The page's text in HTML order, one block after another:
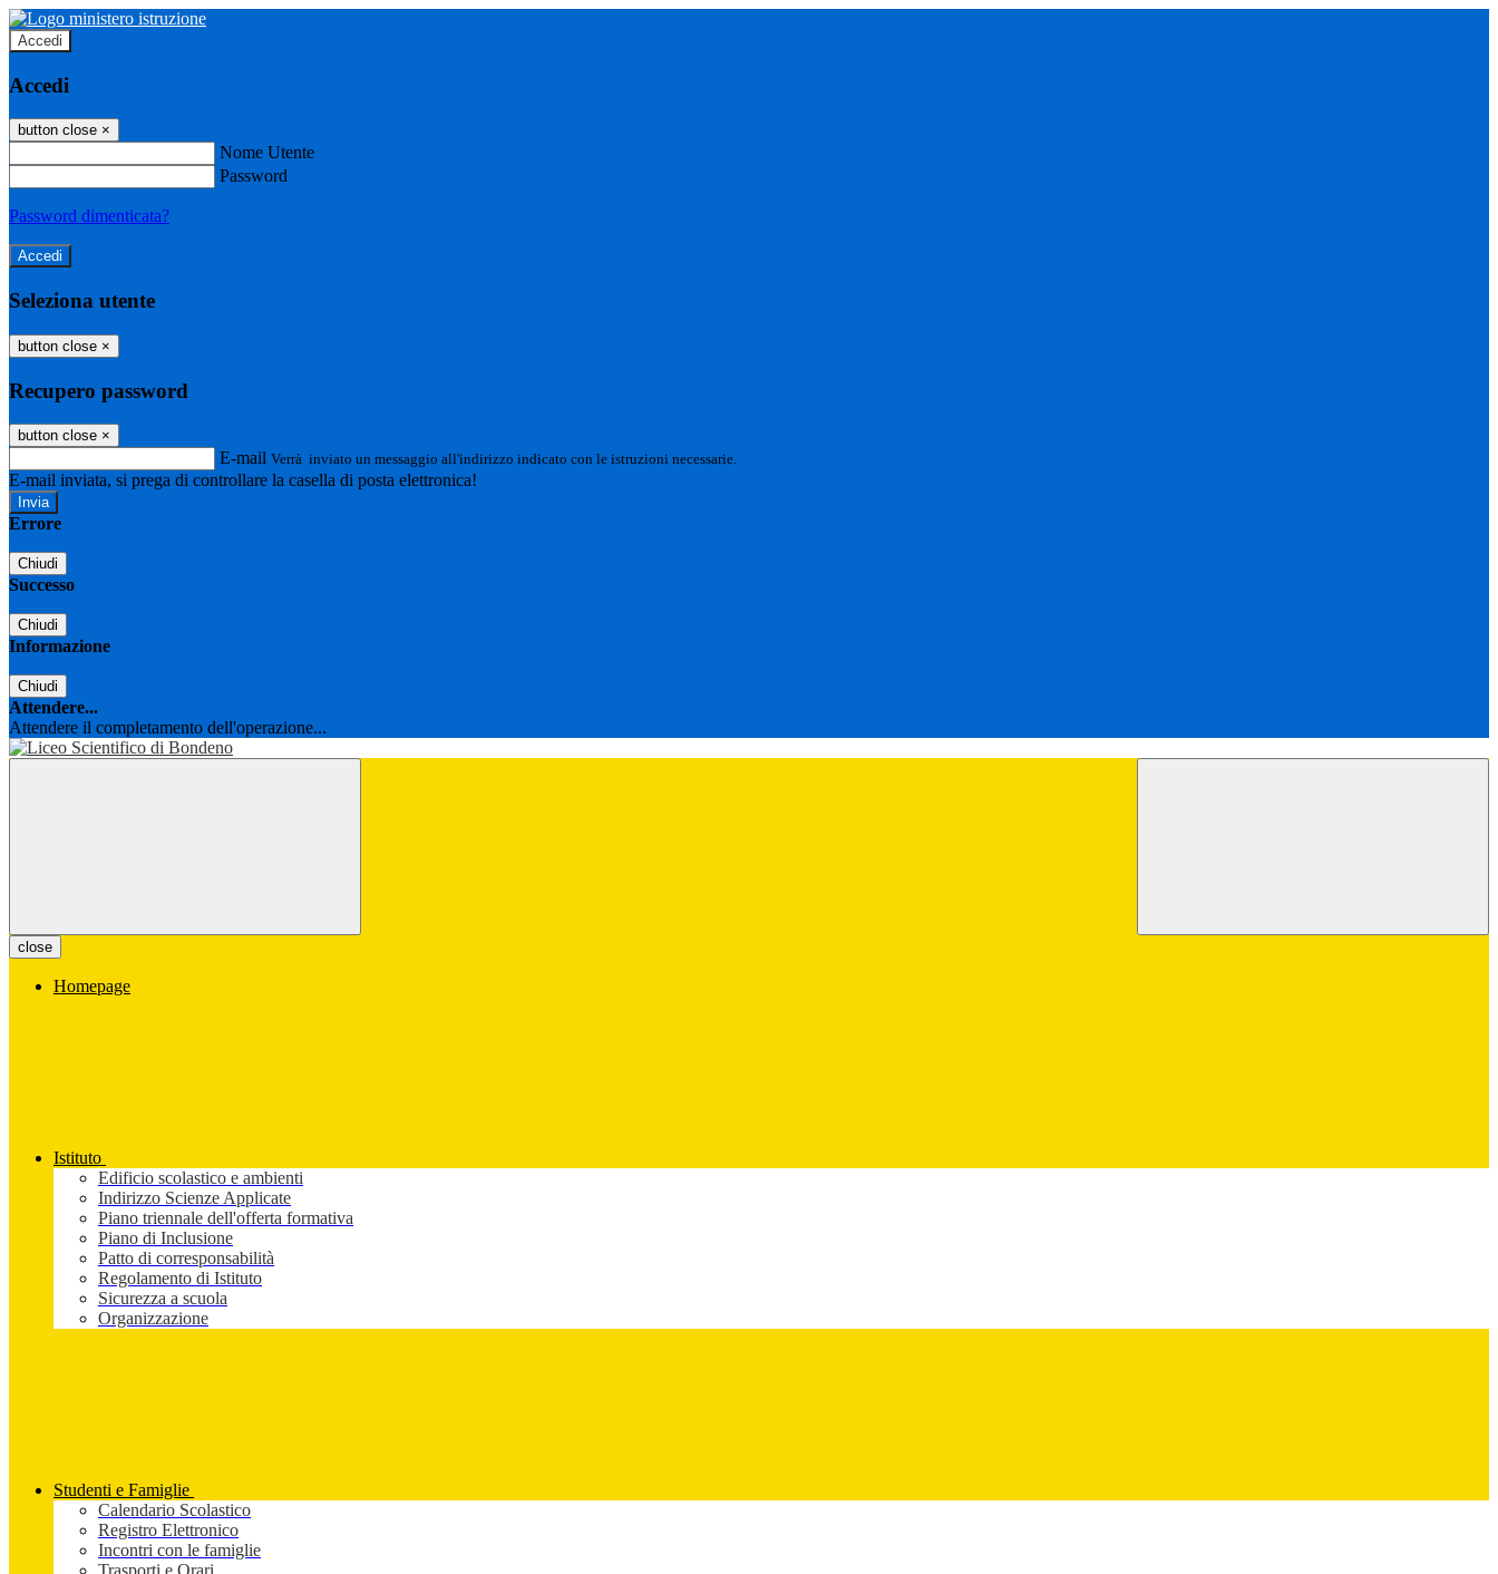
Accedi
Accedi
button close ×
Nome Utente
Password
Password dimenticata?
Seleziona utente
button close ×
Recupero password
button close ×
E-mail Verrà inviato un messaggio all'indirizzo indicato con le istruzioni necessarie.
E-mail inviata, si prega di controllare la casella di posta elettronica!
Errore
Chiudi
Successo
Chiudi
Informazione
Chiudi
Attendere...
Attendere il completamento dell'operazione...
close
Homepage
Istituto
Edificio scolastico e ambienti
Indirizzo Scienze Applicate
Piano triennale dell'offerta formativa
Piano di Inclusione
Patto di corresponsabilità
Regolamento di Istituto
Sicurezza a scuola
Organizzazione
Studenti e Famiglie
Calendario Scolastico
Registro Elettronico
Incontri con le famiglie